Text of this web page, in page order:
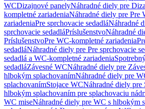
WCDizajnové panelyNáhradné diely pre
kompletné zariadeniaNáhradné diely pre Pre
zariadeniaPre sprchovacie sedadláNáhradné
sprchovacie sedadláPríslušenstvoNáhradné
PríslušenstvoPre WC-kompletné zariadenia
sedadláNáhradné diely pre Pre sprchovacie
sedadlá a WC-kompletné zariadenia
sedadláZávesné WCNáhradné diely pre
hlbokým splachovanímNáhradné diely pre
splachovanímStojace WCNáhradné diely pre
hlbokým splachovaním pre splachovaciu
WC miseNáhradné diely pre WC s hlbokým